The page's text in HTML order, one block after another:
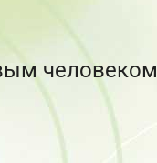
человеком